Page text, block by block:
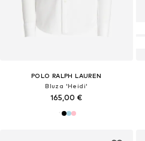
POLO RALPH LAUREN
Bluza 'Heidi'
165,00 €